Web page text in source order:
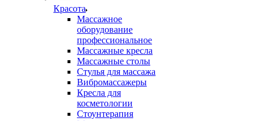
Красота
Массажное
оборудование
профессиональное
Массажные кресла
Массажные столы
Стулья для массажа
Вибромассажеры
Кресла для
косметологии
Стоунтерапия